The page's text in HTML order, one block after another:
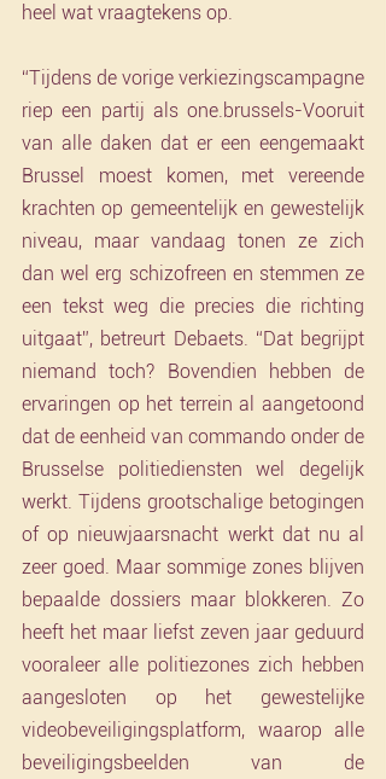
heel wat vraagtekens op.
“Tijdens de vorige verkiezingscampagne
riep een partij als one.brussels-Vooruit
van alle daken dat er een eengemaakt
Brussel moest komen, met vereende
krachten op gemeentelijk en gewestelijk
niveau, maar vandaag tonen ze zich
dan wel erg schizofreen en stemmen ze
een tekst weg die precies die richting
uitgaat”, betreurt Debaets. “Dat begrijpt
niemand toch? Bovendien hebben de
ervaringen op het terrein al aangetoond
dat de eenheid van commando onder de
Brusselse politiediensten wel degelijk
werkt. Tijdens grootschalige betogingen
of op nieuwjaarsnacht werkt dat nu al
zeer goed. Maar sommige zones blijven
bepaalde dossiers maar blokkeren. Zo
heeft het maar liefst zeven jaar geduurd
vooraleer alle politiezones zich hebben
aangesloten op het gewestelijke
videobeveiligingsplatform, waarop alle
beveiligingsbeelden van de